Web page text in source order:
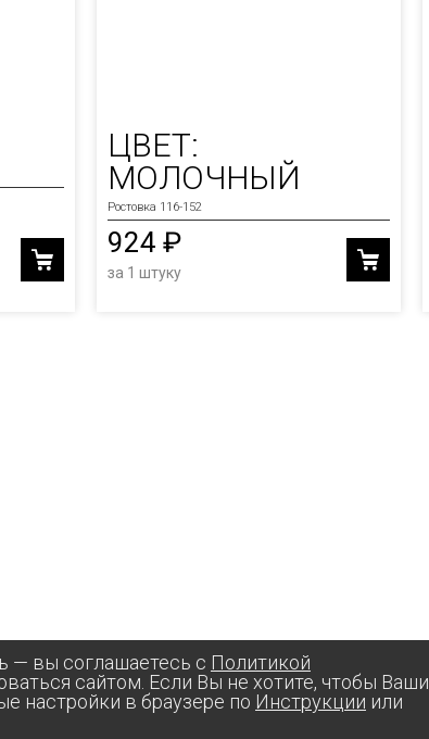
ЦВЕТ:
МОЛОЧНЫЙ
Ростовка 116-152
924 ₽
за 1 штуку
— вы соглашаетесь с Политикой
сайтом. Если Вы не хотите, чтобы Ваши
настройки в браузере по Инструкции или